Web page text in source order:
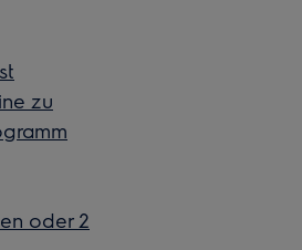
zu
oder 2